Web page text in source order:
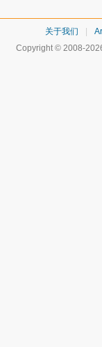
关于我们
Copyright © 2008-